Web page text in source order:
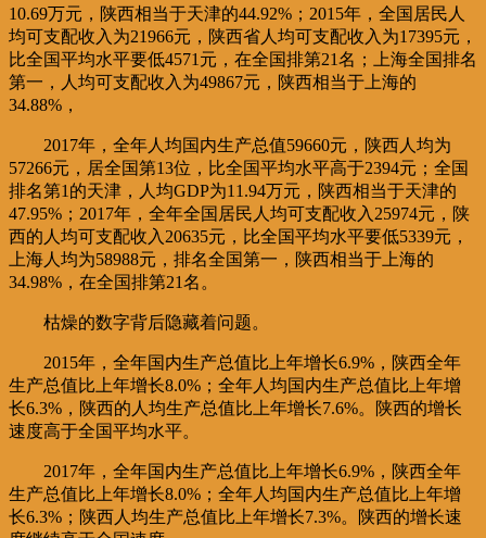
10.69万元，陕西相当于天津的44.92%；2015年，全国居民人
均可支配收入为21966元，陕西省人均可支配收入为17395元，
比全国平均水平要低4571元，在全国排第21名；上海全国排名
第一，人均可支配收入为49867元，陕西相当于上海的
34.88%，
2017年，全年人均国内生产总值59660元，陕西人均为
57266元，居全国第13位，比全国平均水平高于2394元；全国
排名第1的天津，人均GDP为11.94万元，陕西相当于天津的
47.95%；2017年，全年全国居民人均可支配收入25974元，陕
西的人均可支配收入20635元，比全国平均水平要低5339元，
上海人均为58988元，排名全国第一，陕西相当于上海的
34.98%，在全国排第21名。
枯燥的数字背后隐藏着问题。
2015年，全年国内生产总值比上年增长6.9%，陕西全年
生产总值比上年增长8.0%；全年人均国内生产总值比上年增
长6.3%，陕西的人均生产总值比上年增长7.6%。陕西的增长
速度高于全国平均水平。
2017年，全年国内生产总值比上年增长6.9%，陕西全年
生产总值比上年增长8.0%；全年人均国内生产总值比上年增
长6.3%；陕西人均生产总值比上年增长7.3%。陕西的增长速